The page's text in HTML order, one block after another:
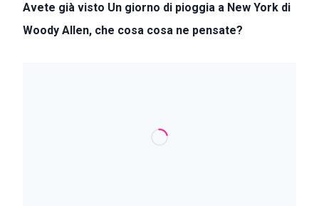
Avete già visto Un giorno di pioggia a New York di
Woody Allen, che cosa cosa ne pensate?